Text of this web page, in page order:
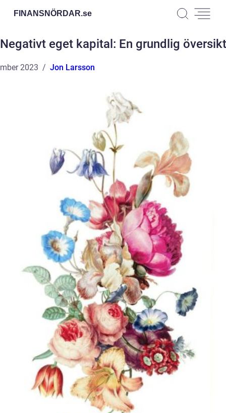
FINANSNÖRDAR.se
Negativt eget kapital: En grundlig översikt
2023 Jon Larsson